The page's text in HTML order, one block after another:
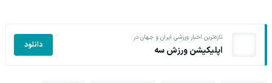
تازه‌ترین اخبار ورزشی ایران و جهان در
اپلیکیشن ورزش سه دانلود